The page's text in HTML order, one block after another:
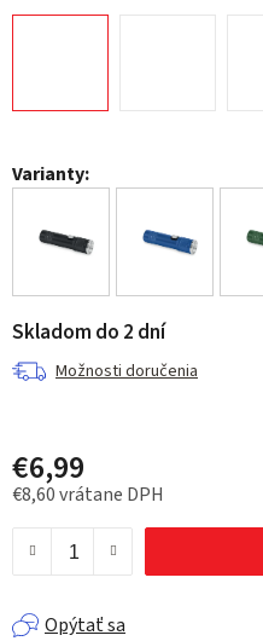
Varianty:
Skladom do 2 dní
Možnosti doručenia
€6,99
€8,60 vrátane DPH
Opýtať sa